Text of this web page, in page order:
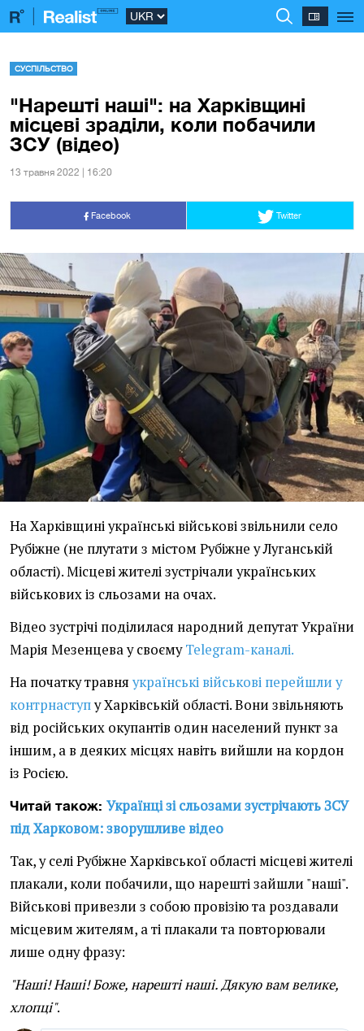
СУСПІЛЬСТВО
"Нарешті наші": на Харківщині
місцеві зраділи, коли побачили
ЗСУ (відео)
13 травня 2022 | 16:20
Facebook Twitter
На Харківщині українські військові звільнили село
Рубіжне (не плутати з містом Рубіжне у Луганській
області). Місцеві жителі зустрічали українських
військових із сльозами на очах.
Відео зустрічі поділилася народний депутат України
Марія Мезенцева у своємуTelegram-каналі.
На початку травня українські військові перейшли у
контрнаступу Харківській області. Вони звільняють
від російських окупантів один населений пункт за
іншим, а в деяких місцях навіть вийшли на кордон
із Росією.
Читай також: Українці зі сльозами зустрічають ЗСУ
під Харковом: зворушливе відео
Так, у селі Рубіжне Харківської області місцеві жителі
плакали, коли побачили, що нарешті зайшли "наші".
Військові привезли з собою провізію та роздавали
місцевим жителям, а ті плакали та повторювали
лише одну фразу:
"Наші! Наші! Боже, нарешті наші. Дякую вам велике,
хлопці".